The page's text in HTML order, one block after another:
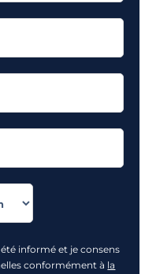
informé et je consens
conformément à la